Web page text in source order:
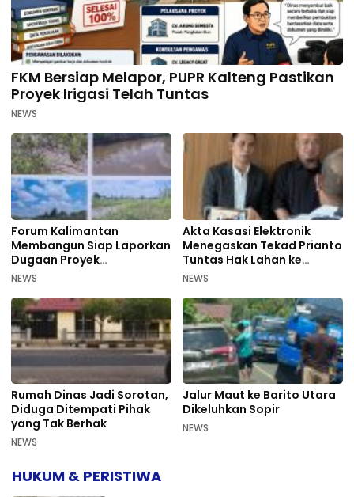
FKM Bersiap Melapor, PUPR Kalteng Pastikan
Proyek Irigasi Telah Tuntas
NEWS
Forum Kalimantan
Membangun Siap Laporkan
Dugaan Proyek
Bermasalah PUPR Kalteng
NEWS
Akta Kasasi Elektronik
Menegaskan Tekad Prianto
Tuntas Hak Lahan ke
Mahkamah Agung
NEWS
Rumah Dinas Jadi Sorotan,
Diduga Ditempati Pihak
yang Tak Berhak
NEWS
Jalur Maut ke Barito Utara
Dikeluhkan Sopir
NEWS
HUKUM & PERISTIWA